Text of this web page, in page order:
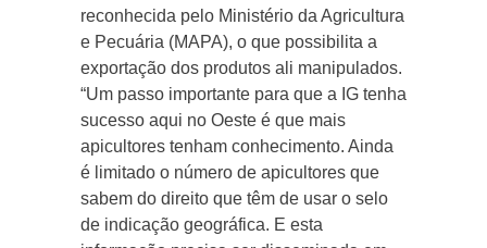
reconhecida pelo Ministério da Agricultura
e Pecuária (MAPA), o que possibilita a
exportação dos produtos ali manipulados.
“Um passo importante para que a IG tenha
sucesso aqui no Oeste é que mais
apicultores tenham conhecimento. Ainda
é limitado o número de apicultores que
sabem do direito que têm de usar o selo
de indicação geográfica. E esta